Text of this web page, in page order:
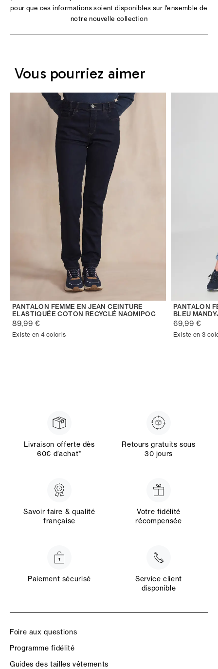
pour que ces informations soient disponibles sur l'ensemble de
notre nouvelle collection
Vous pourriez aimer
PANTALON FEMME EN JEAN CEINTURE
ELASTIQUÉE COTON RECYCLÉ NAOMIPOC
89,99 €
Existe en 4 coloris
PANTALON
BLEU
69,99 €
Existe en 3
Livraison offerte dès
60€ d’achat*
Retours gratuits sous
30 jours
Savoir faire & qualité
française
Votre fidélité
récompensée
Paiement sécurisé
Service client
disponible
Foire aux questions
Programme fidélité
Guides des tailles vêtements